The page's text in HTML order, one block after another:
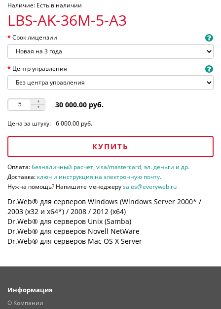
Наличие: Есть в наличии
LBS-AK-36M-5-A3
Срок лицензии
Центр управления
30 000.00 руб.
Цена за штуку: 6 000.00 руб.
КУПИТЬ
Оплата:безналичный расчет, visa/mastercard, эл. деньги и др.
Доставка: ключ и инструкция на электронную почту.
Нужна помощь? Напишите менеджеруsales@everyweb.ru
Dr.Web® для серверов Windows (Windows Server 2000* /
2003 (х32 и х64*) / 2008 / 2012 (х64)
Dr.Web® для серверов Unix (Samba)
Dr.Web® для серверов Novell NetWare
Dr.Web® для серверов Mac OS X Server
Информация
О Компании